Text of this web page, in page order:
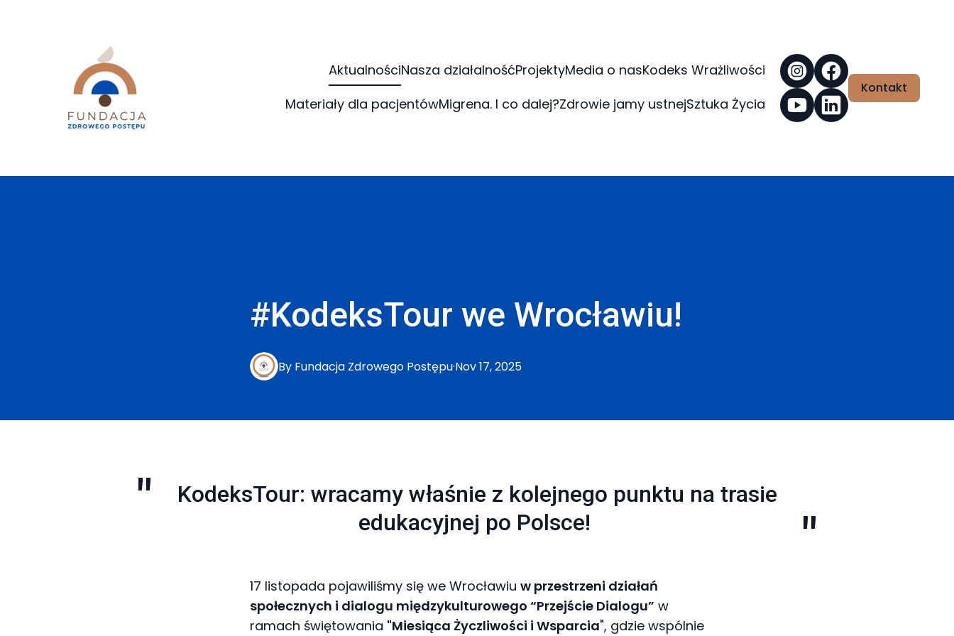
AktualnościNasza działalnośćProjektyMedia o nasKodeks Wrażliwości
Materiały dla pacjentówMigrena. I co dalej?Zdrowie jamy ustnejSztuka Życia
Kontakt
#KodeksTour we Wrocławiu!
Nov 17, 2025
·
By Fundacja Zdrowego Postępu
KodeksTour: wracamy właśnie z kolejnego punktu na trasie
edukacyjnej po Polsce!
17 listopada pojawiliśmy się we Wrocławiu w przestrzeni działań
społecznych i dialogu międzykulturowego “Przejście Dialogu” w
ramach świętowania "Miesiąca Życzliwości i Wsparcia", gdzie wspólnie